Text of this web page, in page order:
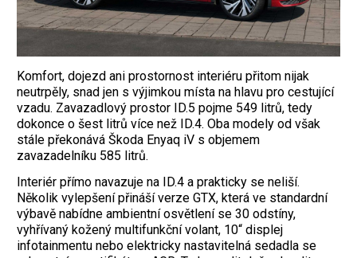
Komfort, dojezd ani prostornost interiéru přitom nijak
neutrpěly, snad jen s výjimkou místa na hlavu pro cestující
vzadu. Zavazadlový prostor ID.5 pojme 549 litrů, tedy
dokonce o šest litrů více než ID.4. Oba modely od však
stále překonává Škoda Enyaq iV s objemem
zavazadelníku 585 litrů.
Interiér přímo navazuje na ID.4 a prakticky se neliší.
Několik vylepšení přináší verze GTX, která ve standardní
výbavě nabídne ambientní osvětlení se 30 odstíny,
vyhřívaný kožený multifunkční volant, 10“ displej
infotainmentu nebo elektricky nastavitelná sedadla se